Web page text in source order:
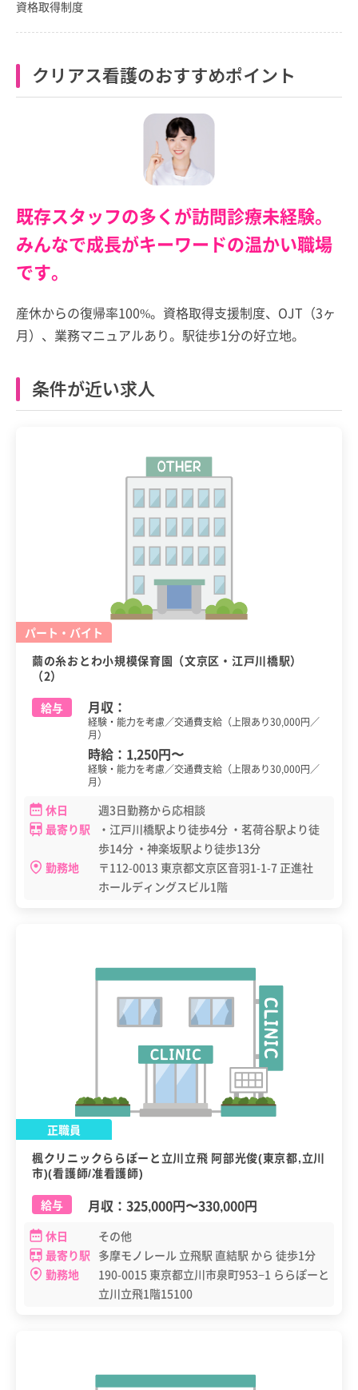
資格取得制度
クリアス看護のおすすめポイント
既存スタッフの多くが訪問診療未経験。
みんなで成長がキーワードの温かい職場
です。
産休からの復帰率100%。資格取得支援制度、OJT（3ヶ
月）、業務マニュアルあり。駅徒歩1分の好立地。
条件が近い求人
パート・バイト
繭の糸おとわ小規模保育園（文京区・江戸川橋駅）
（2）
給与
月収：
経験・能力を考慮／交通費支給（上限あり30,000円／
月）
時給： 1,250円〜
経験・能力を考慮／交通費支給（上限あり30,000円／
月）
休日
週3日勤務から応相談
最寄り駅
・江戸川橋駅より徒歩4分 ・茗荷谷駅より徒
歩14分 ・神楽坂駅より徒歩13分
勤務地
〒112-0013 東京都文京区音羽1-1-7 正進社
ホールディングスビル1階
正職員
楓クリニックららぽーと立川立飛 阿部光俊(東京都,立川
市)(看護師/准看護師)
給与
月収： 325,000円〜330,000円
休日
その他
最寄り駅 多摩モノレール 立飛駅 直結駅 から 徒歩1分
勤務地
190-0015 東京都立川市泉町953−1 ららぽーと
立川立飛1階15100